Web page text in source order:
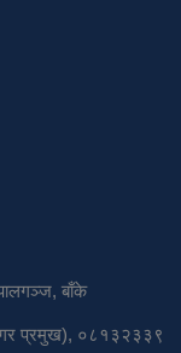
बाँके
प्रमुख), ०८१३२३३९